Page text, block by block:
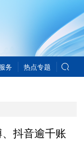
务 热点专题
抖音逾千账